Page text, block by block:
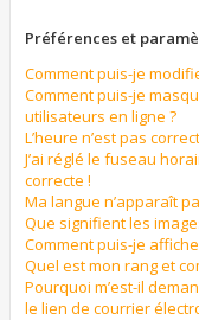
Préférences et
Comment puis-je
Comment puis-je
utilisateurs en ligne ?
L’heure n’est pas
J’ai réglé le fuseau
correcte !
Ma langue n’apparaît
Que signifient les
Comment puis-je
Quel est mon rang et
Pourquoi m’est-il
le lien de courrier